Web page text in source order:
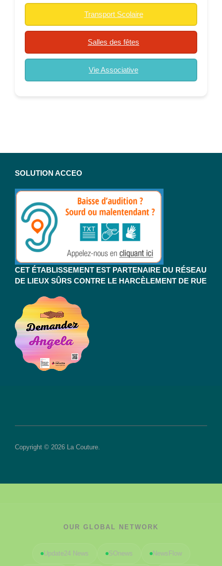
Transport Scolaire
Salles des fêtes
Vie Associative
SOLUTION ACCEO
CET ÉTABLISSEMENT EST PARTENAIRE DU RÉSEAU
DE LIEUX SÛRS CONTRE LE HARCÈLEMENT DE RUE
Copyright © 2026 La Couture.
OUR GLOBAL NETWORK
Update24 News SOnews NewsFlow